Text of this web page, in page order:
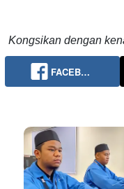
Kongsikan dengan
FACEB…